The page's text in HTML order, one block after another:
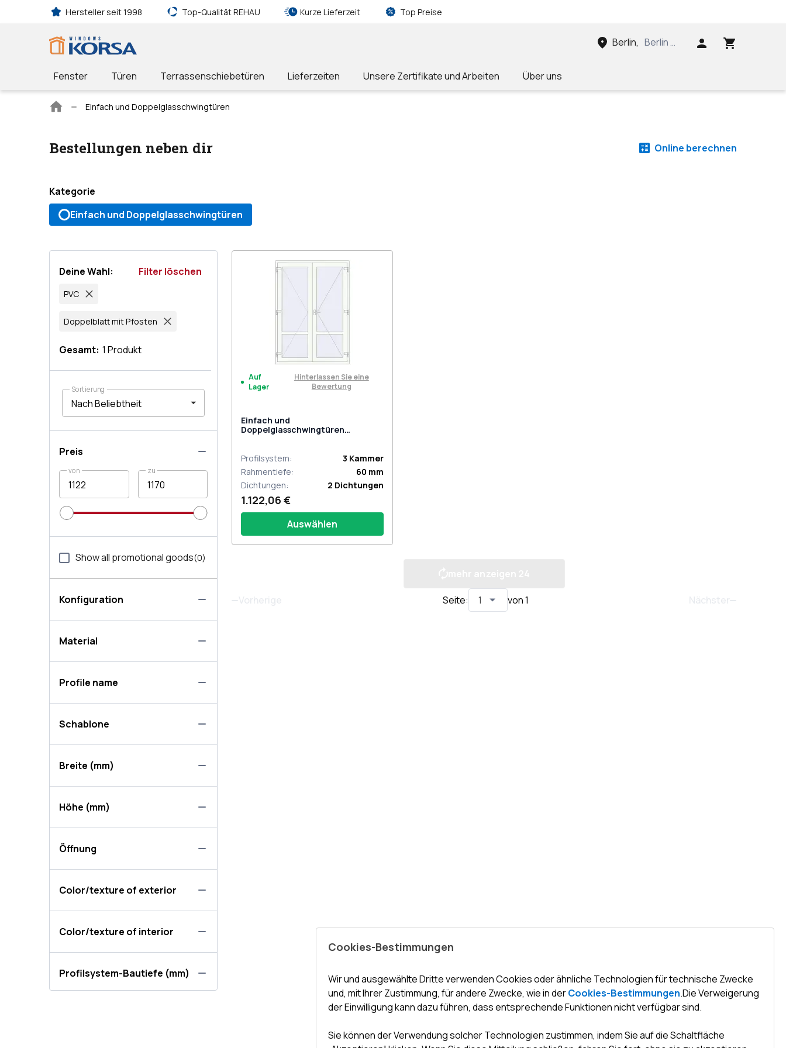
Hersteller seit 1998 Top-Qualität REHAU Kurze Lieferzeit Top Preise
Berlin, Berlin Stadt, Berlin, Deutschland
Fenster Türen Terrassenschiebetüren Lieferzeiten Unsere Zertifikate und Arbeiten Über uns
HauptseiteEinfach und Doppelglasschwingtüren
Bestellungen neben dir Online berechnen
Kategorie
Einfach und Doppelglasschwingtüren
Deine Wahl: Filter löschen
PVC
Doppelblatt mit Pfosten
Gesamt: 1 Produkt
Sortierung
Preis
von zu
Show all promotional goods(0)
Konfiguration
Material
Profile name
Schablone
Breite (mm)
Höhe (mm)
Öffnung
Color/texture of exterior
Color/texture of interior
Profilsystem-Bautiefe (mm)
Auf
Lager
Hinterlassen Sie eine
Bewertung
Einfach und
Doppelglasschwingtüren
Profilsystem: 3 Kammer
Rahmentiefe: 60 mm
Dichtungen: 2 Dichtungen
1.122,06 €
Auswählen
Vorherige Seite: von1 Nächster
Cookies-Bestimmungen
Wir und ausgewählte Dritte verwenden Cookies oder ähnliche Technologien für technische Zwecke
und, mit Ihrer Zustimmung, für andere Zwecke, wie in derCookies-Bestimmungen.Die Verweigerung
der Einwilligung kann dazu führen, dass entsprechende Funktionen nicht verfügbar sind.
Sie können der Verwendung solcher Technologien zustimmen, indem Sie auf die Schaltfläche